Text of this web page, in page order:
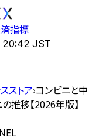
指標
JST
ストア›コンビニと中
推移【2026年版】